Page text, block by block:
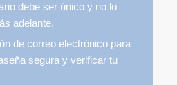
debe ser único y no lo
adelante.
de correo electrónico para
segura y verificar tu